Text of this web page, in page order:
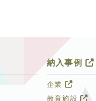
納入事例
企業
教育施設